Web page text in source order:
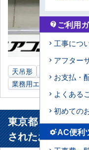
天吊形
業務用エアコン
東京都 八王子市
されたお客様より
contact_support ご利用
工事につ
アフター
お支払・
よくある
初めての
settings_suggestAC便利